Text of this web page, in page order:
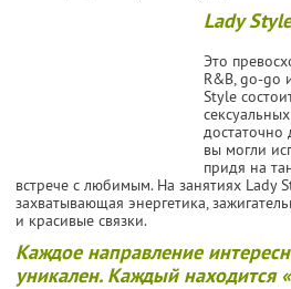
Lady Style
Это
R&B, go-go
Style
достаточно
вы могли
придя на
встрече с любимым. На занятиях Lady
захватывающая энергетика,
и красивые связки.
Каждое направление
уникален. Каждый находится